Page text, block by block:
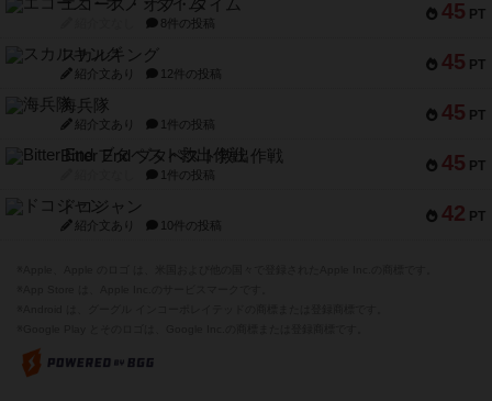
45 PT
エコーズ・オブ・タイム
8件の投稿
45 PT
スカルキング
紹介文あり 12件の投稿
45 PT
海兵隊
紹介文あり 1件の投稿
45 PT
Bitter End ブタペスト救出作戦
1件の投稿
42 PT
ドコジャン
紹介文あり 10件の投稿